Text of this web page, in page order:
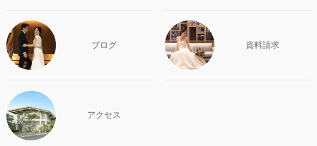
ブログ 資料請求
アクセス